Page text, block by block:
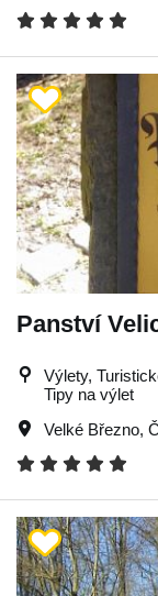
Panství
Výlety,
Tipy na výlet
Velké Březno,